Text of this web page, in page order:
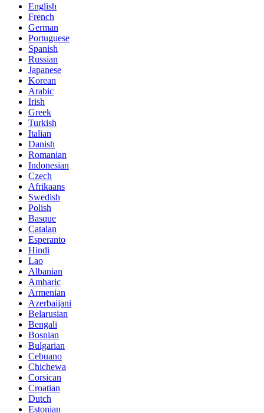
English
French
German
Portuguese
Spanish
Russian
Japanese
Korean
Arabic
Irish
Greek
Turkish
Italian
Danish
Romanian
Indonesian
Czech
Afrikaans
Swedish
Polish
Basque
Catalan
Esperanto
Hindi
Lao
Albanian
Amharic
Armenian
Azerbaijani
Belarusian
Bengali
Bosnian
Bulgarian
Cebuano
Chichewa
Corsican
Croatian
Dutch
Estonian